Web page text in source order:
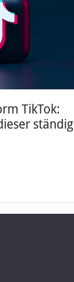
TikTok:
ständig